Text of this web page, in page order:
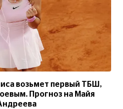
возьмет первый ТБШ,
Прогноз на Майя